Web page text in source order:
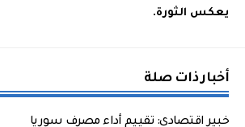
يعكس الثورة.
أخبار ذات صلة
خبير اقتصادي: تقييم أداء مصرف سوريا